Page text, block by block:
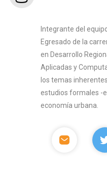
Integrante del
Egresado de la
en Desarrollo
Aplicadas y
los temas
estudios formales -
economía urbana.